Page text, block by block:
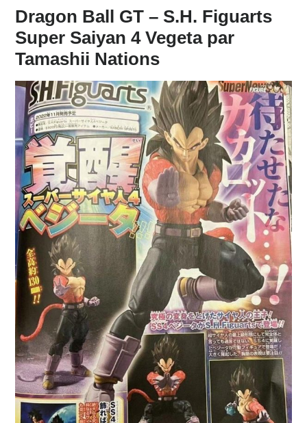
Dragon Ball GT – S.H. Figuarts
Super Saiyan 4 Vegeta par
Tamashii Nations